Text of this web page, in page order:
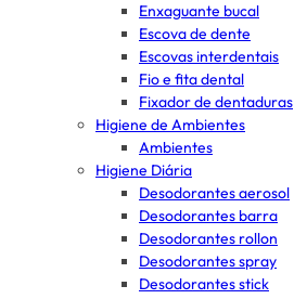
Enxaguante bucal
Escova de dente
Escovas interdentais
Fio e fita dental
Fixador de dentaduras
Higiene de Ambientes
Ambientes
Higiene Diária
Desodorantes aerosol
Desodorantes barra
Desodorantes rollon
Desodorantes spray
Desodorantes stick